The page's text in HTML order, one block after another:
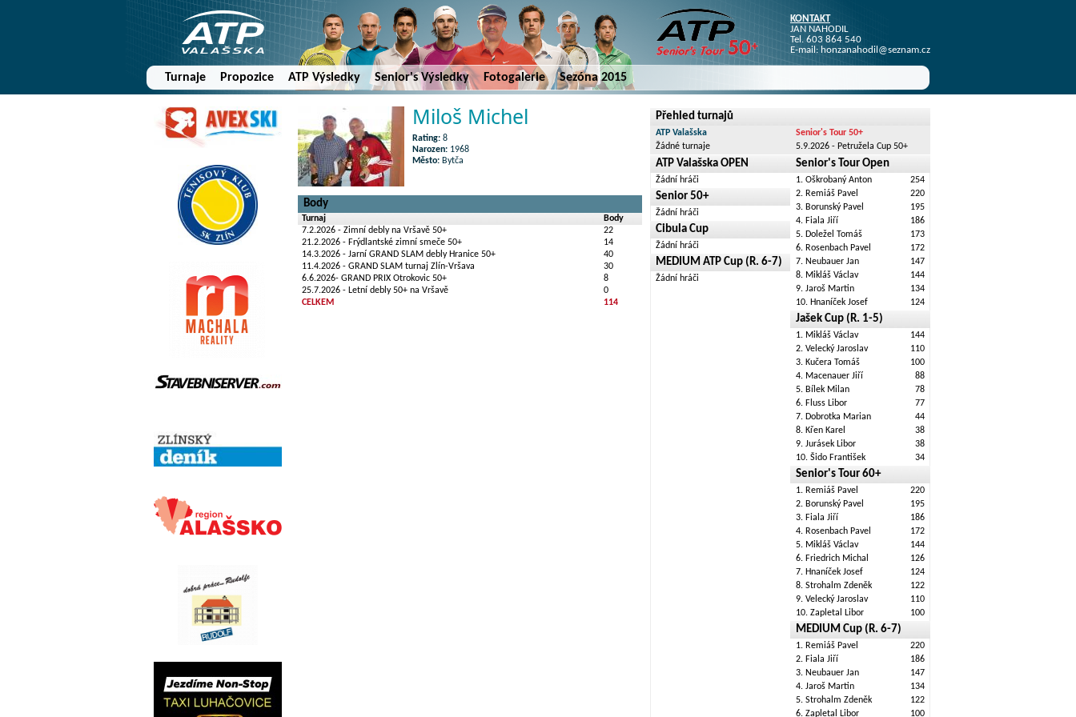
KONTAKT
JAN NAHODIL
Tel. 603 864 540
E-mail: honzanahodil@seznam.cz
Turnaje Propozice ATP Výsledky Senior's Výsledky Fotogalerie Sezóna 2015
Miloš Michel
Rating: 8
Narozen: 1968
Město: Bytča
Body
Turnaj
Body
7.2.2026 - Zimní debly na Vršavě 50+
22
21.2.2026 - Frýdlantské zimní smeče 50+
14
14.3.2026 - Jarní GRAND SLAM debly Hranice 50+
40
11.4.2026 - GRAND SLAM turnaj Zlín-Vršava
30
6.6.2026- GRAND PRIX Otrokovic 50+
8
25.7.2026 - Letní debly 50+ na Vršavě
0
CELKEM
114
Přehled turnajů
ATP Valašska
Žádné turnaje
Senior's Tour 50+
5.9.2026 - Petružela Cup 50+
ATP Valašska OPEN
Žádní hráči
Senior 50+
Žádní hráči
Cibula Cup
Žádní hráči
MEDIUM ATP Cup (R. 6-7)
Žádní hráči
Senior's Tour Open
1. Oškrobaný Anton
254
2. Remiáš Pavel
220
3. Borunský Pavel
195
4. Fiala Jiří
186
5. Doležel Tomáš
173
6. Rosenbach Pavel
172
7. Neubauer Jan
147
8. Mikláš Václav
144
9. Jaroš Martin
134
10. Hnaníček Josef
124
Jašek Cup (R. 1-5)
1. Mikláš Václav
144
2. Velecký Jaroslav
110
3. Kučera Tomáš
100
4. Macenauer Jiří
88
5. Bílek Milan
78
6. Fluss Libor
77
7. Dobrotka Marian
44
8. Křen Karel
38
9. Jurásek Libor
38
10. Šido František
34
Senior's Tour 60+
1. Remiáš Pavel
220
2. Borunský Pavel
195
3. Fiala Jiří
186
4. Rosenbach Pavel
172
5. Mikláš Václav
144
6. Friedrich Michal
126
7. Hnaníček Josef
124
8. Strohalm Zdeněk
122
9. Velecký Jaroslav
110
10. Zapletal Libor
100
MEDIUM Cup (R. 6-7)
1. Remiáš Pavel
220
2. Fiala Jiří
186
3. Neubauer Jan
147
4. Jaroš Martin
134
5. Strohalm Zdeněk
122
6. Zapletal Libor
100